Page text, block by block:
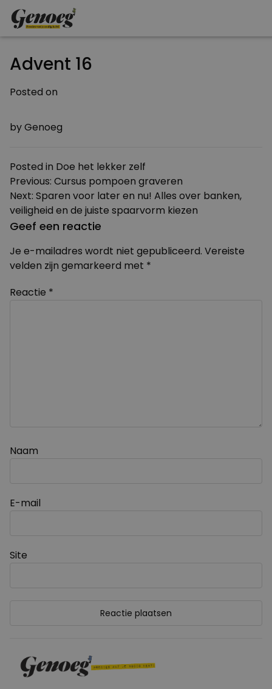
Advent 16
Posted on
byGenoeg
Posted in Doe het lekker zelf
Bericht
navigatie
Previous: Cursus pompoen graveren
Next: Sparen voor later en nu! Alles over banken,
veiligheid en de juiste spaarvorm kiezen
Geef een reactie
Je e-mailadres wordt niet gepubliceerd. Vereiste
velden zijn gemarkeerd met *
Reactie *
Naam
E-mail
Site